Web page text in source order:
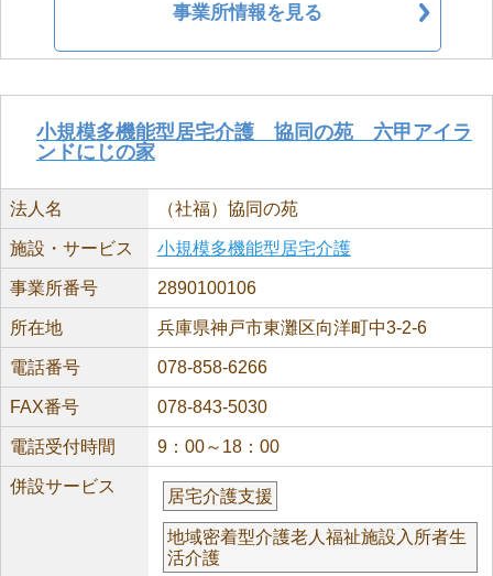
事業所情報を見る
小規模多機能型居宅介護 協同の苑 六甲アイラ
ンドにじの家
法人名 （社福）協同の苑
施設・サービス 小規模多機能型居宅介護
事業所番号 2890100106
所在地 兵庫県神戸市東灘区向洋町中3-2-6
電話番号 078-858-6266
FAX番号 078-843-5030
電話受付時間 9：00～18：00
併設サービス
居宅介護支援
地域密着型介護老人福祉施設入所者生
活介護